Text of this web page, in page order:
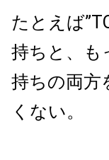
たとえば
持ちと、も
持ちの両方
くない。